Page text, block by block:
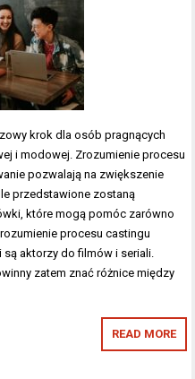
krok dla osób pragnących
i modowej. Zrozumienie procesu
pozwalają na zwiększenie
przedstawione zostaną
które mogą pomóc zarówno
procesu castingu
aktorzy do filmów i seriali.
zatem znać różnice między
READ MORE